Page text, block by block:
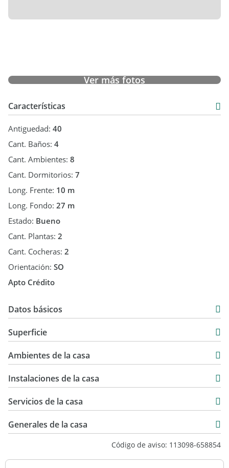
Ver más fotos
Características
Antiguedad: 40
Cant. Baños: 4
Cant. Ambientes: 8
Cant. Dormitorios: 7
Long. Frente: 10 m
Long. Fondo: 27 m
Estado: Bueno
Cant. Plantas: 2
Cant. Cocheras: 2
Orientación: SO
Apto Crédito
Datos básicos
Venta
USD 50.000
Superficie
76 m2
274 m2
Ambientes de la casa
Instalaciones de la casa
Servicios de la casa
Generales de la casa
Código de aviso: 113098-658854